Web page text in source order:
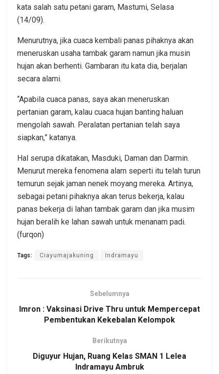
kata salah satu petani garam, Mastumi, Selasa
(14/09).
Menurutnya, jika cuaca kembali panas pihaknya akan
meneruskan usaha tambak garam namun jika musin
hujan akan berhenti. Gambaran itu kata dia, berjalan
secara alami.
“Apabila cuaca panas, saya akan meneruskan
pertanian garam, kalau cuaca hujan banting haluan
mengolah sawah. Peralatan pertanian telah saya
siapkan,” katanya.
Hal serupa dikatakan, Masduki, Daman dan Darmin.
Menurut mereka fenomena alam seperti itu telah turun
temurun sejak jaman nenek moyang mereka. Artinya,
sebagai petani pihaknya akan terus bekerja, kalau
panas bekerja di lahan tambak garam dan jika musim
hujan beralih ke lahan sawah untuk menanam padi.
(furqon)
Tags: Ciayumajakuning Indramayu
Sebelumnya
Imron : Vaksinasi Drive Thru untuk Mempercepat
Pembentukan Kekebalan Kelompok
Berikutnya
Diguyur Hujan, Ruang Kelas SMAN 1 Lelea
Indramayu Ambruk